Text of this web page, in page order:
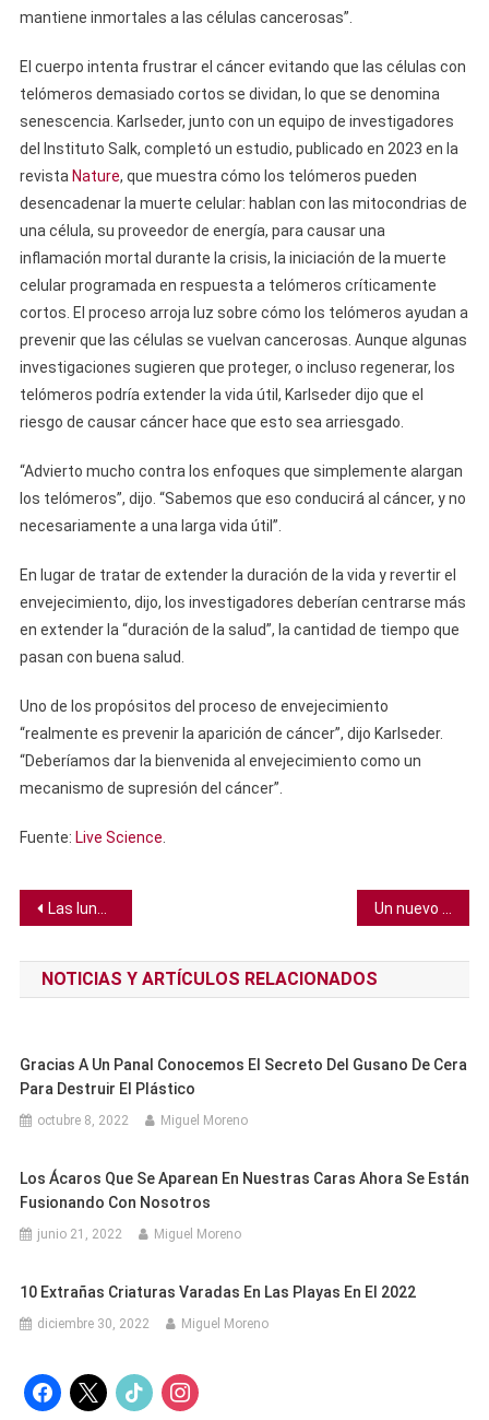
mantiene inmortales a las células cancerosas”.
El cuerpo intenta frustrar el cáncer evitando que las células con
telómeros demasiado cortos se dividan, lo que se denomina
senescencia. Karlseder, junto con un equipo de investigadores
del Instituto Salk, completó un estudio, publicado en 2023 en la
revista Nature, que muestra cómo los telómeros pueden
desencadenar la muerte celular: hablan con las mitocondrias de
una célula, su proveedor de energía, para causar una
inflamación mortal durante la crisis, la iniciación de la muerte
celular programada en respuesta a telómeros críticamente
cortos. El proceso arroja luz sobre cómo los telómeros ayudan a
prevenir que las células se vuelvan cancerosas. Aunque algunas
investigaciones sugieren que proteger, o incluso regenerar, los
telómeros podría extender la vida útil, Karlseder dijo que el
riesgo de causar cáncer hace que esto sea arriesgado.
“Advierto mucho contra los enfoques que simplemente alargan
los telómeros”, dijo. “Sabemos que eso conducirá al cáncer, y no
necesariamente a una larga vida útil”.
En lugar de tratar de extender la duración de la vida y revertir el
envejecimiento, dijo, los investigadores deberían centrarse más
en extender la “duración de la salud”, la cantidad de tiempo que
pasan con buena salud.
Uno de los propósitos del proceso de envejecimiento
“realmente es prevenir la aparición de cáncer”, dijo Karlseder.
“Deberíamos dar la bienvenida al envejecimiento como un
mecanismo de supresión del cáncer”.
Fuente: Live Science
Navegación
de
entradas
Las lunas más grandes de Júpiter tienen auroras 15 veces más brillantes que las nuestras
NOTICIAS Y ARTÍCULOS RELACIONADOS
Gracias A Un Panal Conocemos El Secreto Del Gusano De Cera
Para Destruir El Plástico
octubre 8, 2022 Miguel Moreno
Los Ácaros Que Se Aparean En Nuestras Caras Ahora Se Están
Fusionando Con Nosotros
junio 21, 2022 Miguel Moreno
10 Extrañas Criaturas Varadas En Las Playas En El 2022
diciembre 30, 2022 Miguel Moreno
facebook
x tiktok instagram